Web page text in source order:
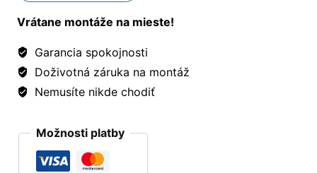
Vrátane montáže na mieste!
Garancia spokojnosti
Doživotná záruka na montáž
Nemusíte nikde chodiť
Možnosti platby